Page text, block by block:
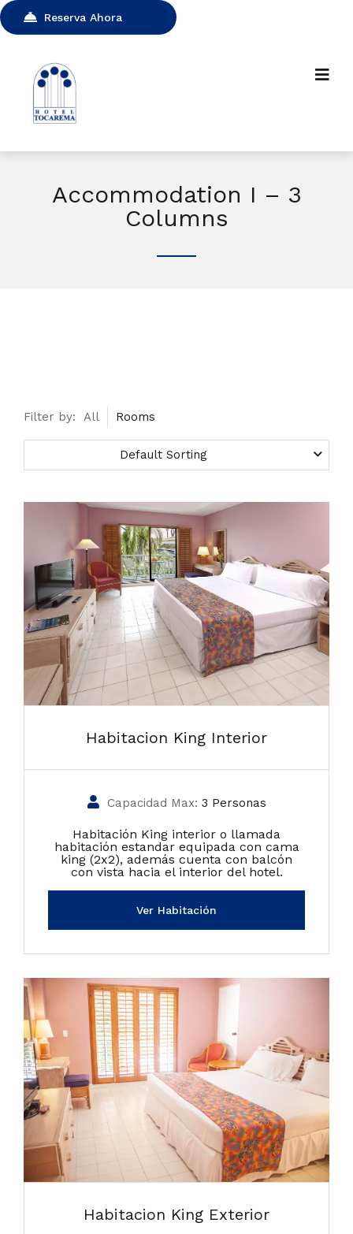
Reserva Ahora
Accommodation I – 3
Columns
Filter by: All Rooms
Habitacion King Interior
Capacidad Max: 3 Personas
Habitación King interior o llamada
habitación estandar equipada con cama
king (2x2), además cuenta con balcón
con vista hacia el interior del hotel.
Ver Habitación
Habitacion King Exterior